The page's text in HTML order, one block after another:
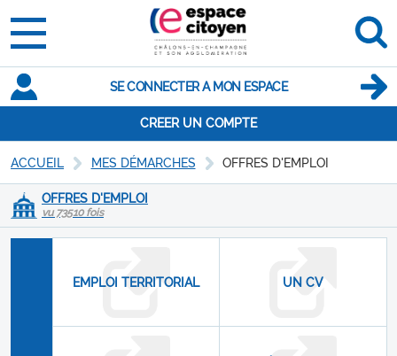
SE CONNECTER A MON ESPACE
CREER UN COMPTE
ACCUEIL MES DÉMARCHES OFFRES D'EMPLOI
OFFRES D'EMPLOI
vu 73510 fois
EMPLOI TERRITORIAL UN CV